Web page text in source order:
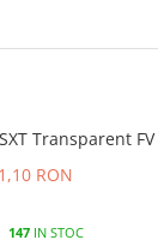
Transparent FV
1,10 RON
147 IN STOC